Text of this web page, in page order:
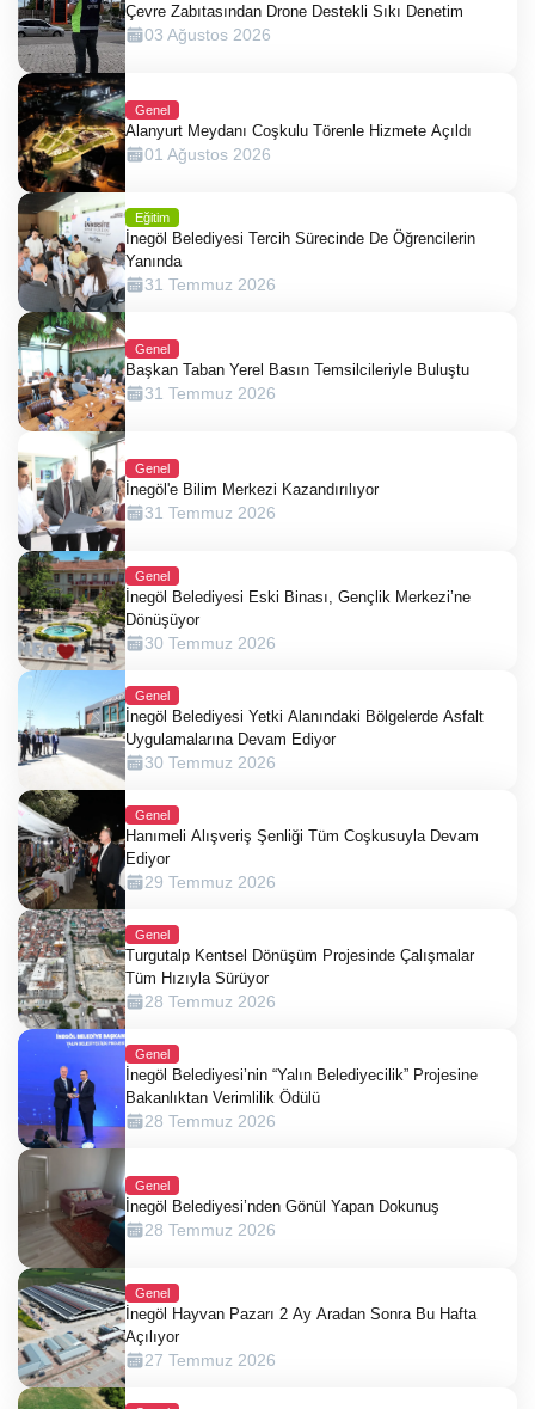
Çevre Zabıtasından Drone Destekli Sıkı Denetim
03 Ağustos 2026
Genel
Alanyurt Meydanı Coşkulu Törenle Hizmete Açıldı
01 Ağustos 2026
Eğitim
İnegöl Belediyesi Tercih Sürecinde De Öğrencilerin
Yanında
31 Temmuz 2026
Genel
Başkan Taban Yerel Basın Temsilcileriyle Buluştu
31 Temmuz 2026
Genel
İnegöl'e Bilim Merkezi Kazandırılıyor
31 Temmuz 2026
Genel
İnegöl Belediyesi Eski Binası, Gençlik Merkezi’ne
Dönüşüyor
30 Temmuz 2026
Genel
İnegöl Belediyesi Yetki Alanındaki Bölgelerde Asfalt
Uygulamalarına Devam Ediyor
30 Temmuz 2026
Genel
Hanımeli Alışveriş Şenliği Tüm Coşkusuyla Devam
Ediyor
29 Temmuz 2026
Genel
Turgutalp Kentsel Dönüşüm Projesinde Çalışmalar
Tüm Hızıyla Sürüyor
28 Temmuz 2026
Genel
İnegöl Belediyesi’nin “Yalın Belediyecilik” Projesine
Bakanlıktan Verimlilik Ödülü
28 Temmuz 2026
Genel
İnegöl Belediyesi’nden Gönül Yapan Dokunuş
28 Temmuz 2026
Genel
İnegöl Hayvan Pazarı 2 Ay Aradan Sonra Bu Hafta
Açılıyor
27 Temmuz 2026